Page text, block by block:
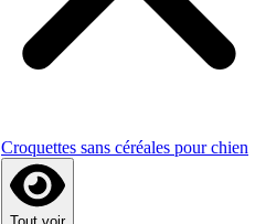
Croquettes sans céréales pour chien